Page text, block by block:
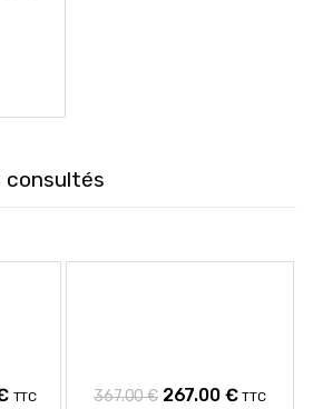
consultés
Le
TTC 367.00€ Le
267.00 €Le
TTC